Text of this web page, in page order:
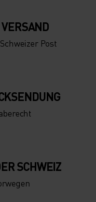
-20°
-25°
Post
SCHWEIZ